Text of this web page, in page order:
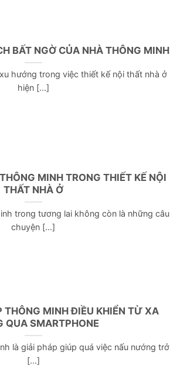
BẤT NGỜ CỦA NHÀ THÔNG MINH
hướng trong việc thiết kế nội thất nhà ở
hiện [...]
MINH TRONG THIẾT KẾ NỘI
THẤT NHÀ Ở
trong tương lai không còn là những câu
chuyện [...]
THÔNG MINH ĐIỀU KHIỂN TỪ XA
QUA SMARTPHONE
là giải pháp giúp quá việc nấu nướng trở
[...]